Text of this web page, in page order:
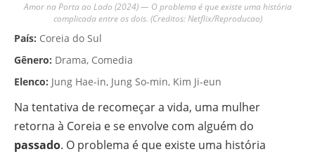
Amor na Porta ao Lado (2024) — O problema é que existe uma história
complicada entre os dois. (Creditos: Netflix/Reproducao)
País: Coreia do Sul
Gênero: Drama, Comedia
Elenco: Jung Hae-in, Jung So-min, Kim Ji-eun
Na tentativa de recomeçar a vida, uma mulher
retorna à Coreia e se envolve com alguém do
passado. O problema é que existe uma história